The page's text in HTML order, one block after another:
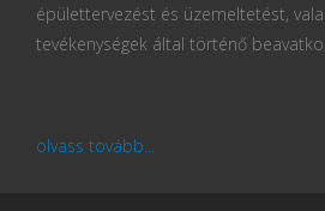
épülettervezést és üzemeltetést,
tevékenységek által történő
olvass tovább...